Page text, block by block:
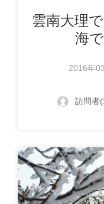
雲南大理
海
2016年
訪問者(